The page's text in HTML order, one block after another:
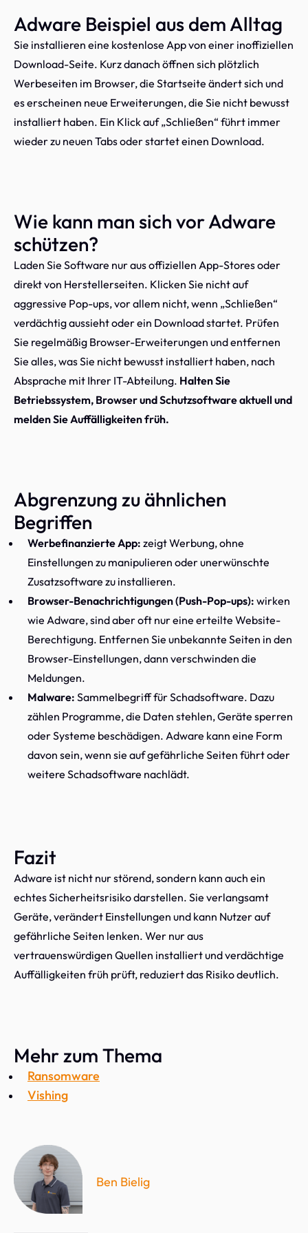
Adware Beispiel aus dem Alltag
Sie installieren eine kostenlose App von einer inoffiziellen
Download-Seite. Kurz danach öffnen sich plötzlich
Werbeseiten im Browser, die Startseite ändert sich und
es erscheinen neue Erweiterungen, die Sie nicht bewusst
installiert haben. Ein Klick auf „Schließen“ führt immer
wieder zu neuen Tabs oder startet einen Download.
Wie kann man sich vor Adware
schützen?
Laden Sie Software nur aus offiziellen App-Stores oder
direkt von Herstellerseiten. Klicken Sie nicht auf
aggressive Pop-ups, vor allem nicht, wenn „Schließen“
verdächtig aussieht oder ein Download startet. Prüfen
Sie regelmäßig Browser-Erweiterungen und entfernen
Sie alles, was Sie nicht bewusst installiert haben, nach
Absprache mit Ihrer IT-Abteilung. Halten Sie
Betriebssystem, Browser und Schutzsoftware aktuell und
melden Sie Auffälligkeiten früh.
Abgrenzung zu ähnlichen
Begriffen
Werbefinanzierte App: zeigt Werbung, ohne
Einstellungen zu manipulieren oder unerwünschte
Zusatzsoftware zu installieren.
Browser-Benachrichtigungen (Push-Pop-ups): wirken
wie Adware, sind aber oft nur eine erteilte Website-
Berechtigung. Entfernen Sie unbekannte Seiten in den
Browser-Einstellungen, dann verschwinden die
Meldungen.
Malware: Sammelbegriff für Schadsoftware. Dazu
zählen Programme, die Daten stehlen, Geräte sperren
oder Systeme beschädigen. Adware kann eine Form
davon sein, wenn sie auf gefährliche Seiten führt oder
weitere Schadsoftware nachlädt.
Fazit
Adware ist nicht nur störend, sondern kann auch ein
echtes Sicherheitsrisiko darstellen. Sie verlangsamt
Geräte, verändert Einstellungen und kann Nutzer auf
gefährliche Seiten lenken. Wer nur aus
vertrauenswürdigen Quellen installiert und verdächtige
Auffälligkeiten früh prüft, reduziert das Risiko deutlich.
Mehr zum Thema
Ransomware
Vishing
Ben Bielig